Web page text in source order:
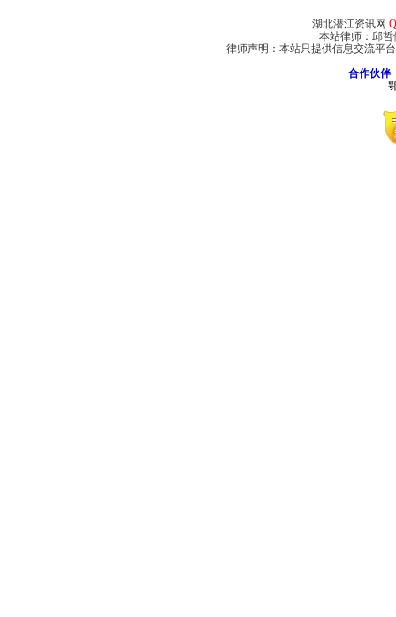
湖北潜江资讯网
本站律师：邱
律师声明：本站只提供信息交流平
合作伙伴